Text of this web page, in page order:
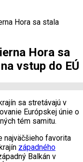
Hora sa stala
Hora sa
vstup do EÚ
sa stretávajú v
Európskej únie o
tém samitu.
najväčšieho favorita
západného
Balkán v